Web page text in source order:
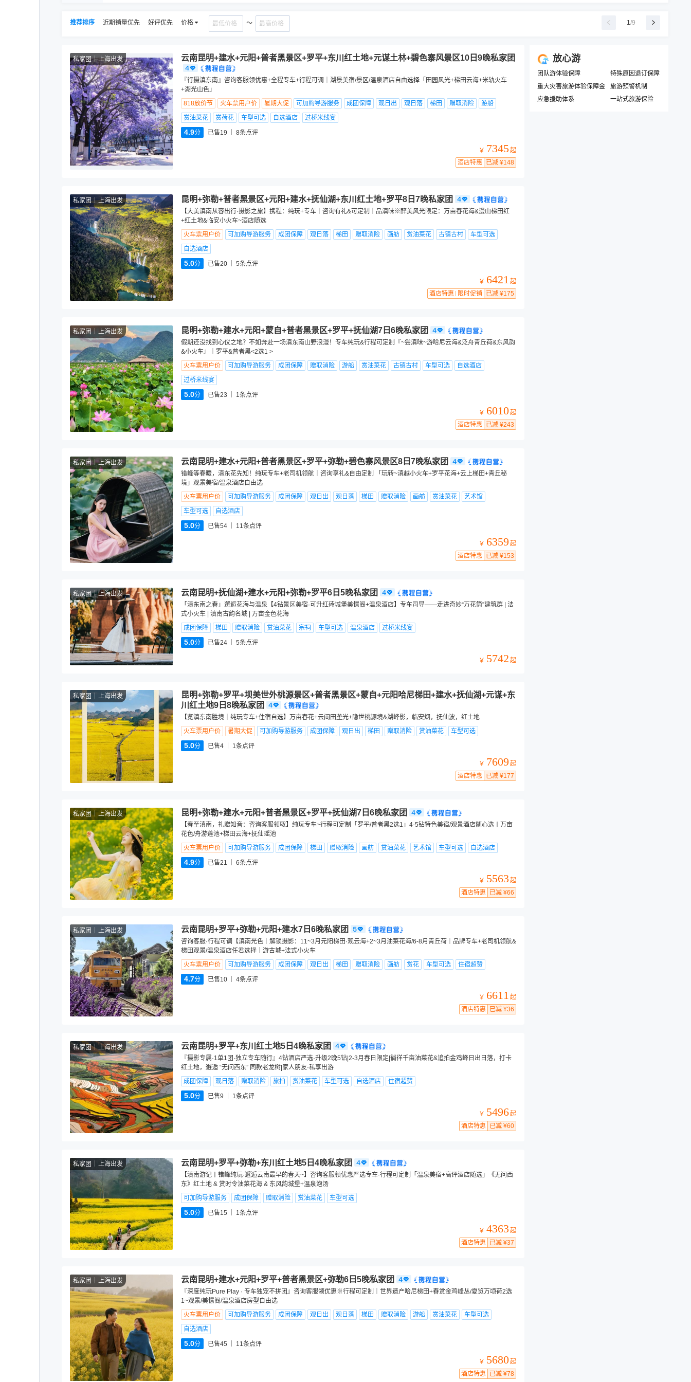
推荐排序 近期销量优先 好评优先 价格 ～ 1/9
私家团 上海出发 云南昆明+建水+元阳+普者黑景区+罗平+东川红土地+元谋土林+碧色寨风景区10日9晚私家团
『行摄滇东南』咨询客服领优惠+全程专车+行程可调｜湖景美宿/景区/温泉酒店自由选择「田园风光+梯田云海+米轨火车
+湖光山色」
818放价节
火车票用户价 暑期大促 可加购导游服务 成团保障 观日出 观日落 梯田 赠取消险
游船
赏油菜花
赏荷花 车型可选 自选酒店 过桥米线宴
4.9分 已售19 8条点评
￥ 7345起
酒店特惠
已减 ¥148
私家团 上海出发 昆明+弥勒+普者黑景区+元阳+建水+抚仙湖+东川红土地+罗平8日7晚私家团
【大美滇南从容出行·摄影之旅】携程：纯玩+专车｜咨询有礼&可定制｜品滇味※醉美风光限定：万亩春花海&漫山梯田红
+红土地&临安小火车~酒店随选
火车票用户价
可加购导游服务 成团保障 观日落 梯田 赠取消险 画舫 赏油菜花 古镇古村
车型可选
自选酒店
5.0分 已售20 5条点评
￥ 6421 起
酒店特惠
限时促销 已减 ¥175
私家团 上海出发 昆明+弥勒+建水+元阳+蒙自+普者黑景区+罗平+抚仙湖7日6晚私家团
假期还没找到心仪之地？不如奔赴一场滇东南山野浪漫！专车纯玩&行程可定制『~尝滇味~游哈尼云海&泛舟青丘荷&东风韵
&小火车』｜罗平&普者黑<2选1 >
火车票用户价
可加购导游服务 成团保障 赠取消险 游船 赏油菜花 古镇古村 车型可选
自选酒店
过桥米线宴
5.0分 已售23 1条点评
￥ 6010起
酒店特惠
已减 ¥243
私家团 上海出发 云南昆明+建水+元阳+普者黑景区+罗平+弥勒+碧色寨风景区8日7晚私家团
错峰等春暖，滇东花先知！纯玩专车+老司机领航｜咨询享礼&自由定制 「玩转~滇越小火车+罗平花海+云上梯田+青丘秘
境」观景美宿/温泉酒店自由选
火车票用户价
可加购导游服务 成团保障 观日出 观日落 梯田 赠取消险 画舫 赏油菜花
艺术馆
车型可选
自选酒店
5.0分 已售54 11条点评
￥ 6359 起
酒店特惠
已减 ¥153
私家团 上海出发 云南昆明+抚仙湖+建水+元阳+弥勒+罗平6日5晚私家团
「滇东南之春」邂逅花海与温泉【4钻景区美宿·可升红砖城堡美憬阁+温泉酒店】专车司导——走进奇妙“万花筒”建筑群 | 法
式小火车 | 滇南古韵名城 | 万亩金色花海
成团保障
梯田 赠取消险 赏油菜花 宗祠 车型可选 温泉酒店 过桥米线宴
5.0分 已售24 5条点评
￥ 5742 起
私家团 上海出发
昆明+弥勒+罗平+坝美世外桃源景区+普者黑景区+蒙自+元阳哈尼梯田+建水+抚仙湖+元谋+东
川红土地9日8晚私家团
【览滇东南胜境｜纯玩专车+住宿自选】万亩春花+云间田垄光+隐世桃源境&湖峰影，临安烟，抚仙波，红土地
火车票用户价
暑期大促 可加购导游服务 成团保障 观日出 梯田 赠取消险 赏油菜花 车型可选
5.0分 已售4 1条点评
￥ 7609 起
酒店特惠
已减 ¥177
私家团 上海出发 昆明+弥勒+建水+元阳+普者黑景区+罗平+抚仙湖7日6晚私家团
【春至滇南，礼赠知音：咨询客服领取】纯玩专车~行程可定制「罗平/普者黑2选1」4-5钻特色美宿/观景酒店随心选丨万亩
花色/舟游莲池+梯田云海+抚仙瑶池
火车票用户价
可加购导游服务 成团保障 梯田 赠取消险 画舫 赏油菜花 艺术馆 车型可选 自选酒店
4.9分 已售21 6条点评
￥ 5563 起
酒店特惠
已减 ¥66
私家团 上海出发 云南昆明+罗平+弥勒+元阳+建水7日6晚私家团
咨询客服·行程可调【滇南光色｜解锁摄影：11~3月元阳梯田·观云海+2~3月油菜花海/6-8月青丘荷｜品牌专车+老司机领航&
梯田观景/温泉酒店任君选择｜游古城+法式小火车
火车票用户价
可加购导游服务 成团保障 观日出 梯田 赠取消险 画舫 赏花 车型可选 住宿超赞
4.7分 已售10 4条点评
￥ 6611 起
酒店特惠
已减 ¥36
私家团 上海出发 云南昆明+罗平+东川红土地5日4晚私家团
『摄影专属·1单1团·独立专车随行』4钻酒店严选·升级2晚5钻|2-3月春日限定|徜徉千亩油菜花&追拍金鸡峰日出日落，打卡
红土地，邂逅 “无问西东” 同款老龙树|家人朋友·私享出游
成团保障
观日落 赠取消险 旅拍 赏油菜花 车型可选 自选酒店 住宿超赞
5.0分 已售9 1条点评
￥ 5496起
酒店特惠
已减 ¥60
私家团 上海出发 云南昆明+罗平+弥勒+东川红土地5日4晚私家团
【滇南游记丨错峰纯玩·邂逅云南最早的春天~】咨询客服领优惠严选专车·行程可定制「温泉美宿+高评酒店随选」《无问西
东》红土地 & 赏时令油菜花海 & 东风韵城堡+温泉泡汤
可加购导游服务
成团保障 赠取消险 赏油菜花 车型可选
5.0分 已售15 1条点评
￥ 4363 起
酒店特惠
已减 ¥37
私家团 上海出发 云南昆明+建水+元阳+罗平+普者黑景区+弥勒6日5晚私家团
『深度纯玩Pure Play · 专车独宠不拼团』咨询客服领优惠※行程可定制｜世界遗产哈尼梯田+春赏金鸡峰丛/夏览万顷荷2选
1~观景/美憬阁/温泉酒店房型自由选
火车票用户价
可加购导游服务 成团保障 观日出 观日落 梯田 赠取消险 游船 赏油菜花
车型可选
自选酒店
5.0分 已售45 11条点评
￥ 5680起
酒店特惠
已减 ¥78
放心游
团队游体验保障
特殊原因退订保障
重大灾害旅游体验保障金
旅游预警机制
应急援助体系
一站式旅游保险